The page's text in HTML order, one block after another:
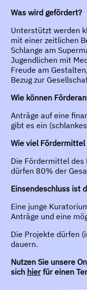
Was wird gefördert?
Unterstützt werden
mit einer zeitlichen
Schlange am
Jugendlichen mit
Freude am
Bezug zur
Wie können
Anträge auf eine
gibt es ein
Wie viel
Die Fördermittel des
dürfen 80% der
Einsendeschluss ist
Eine junge
Anträge und eine
Die Projekte dürfen
dauern.
Nutzen Sie unsere
sich hierfür einen